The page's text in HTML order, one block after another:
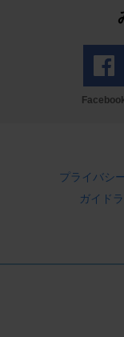
プライバシ
ガイド